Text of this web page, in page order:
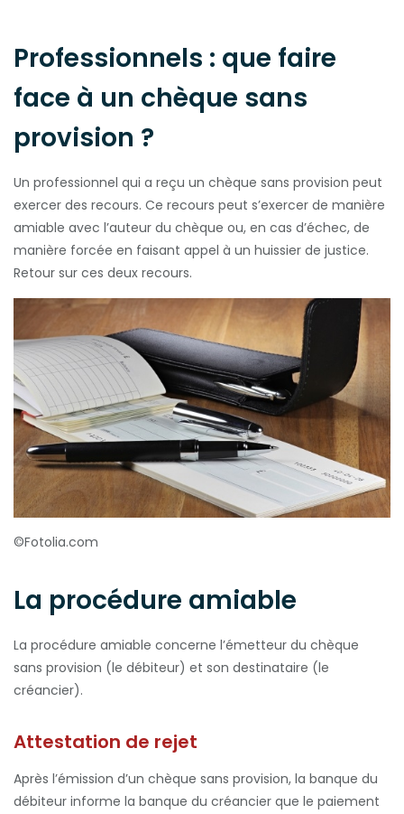
Professionnels : que faire
face à un chèque sans
provision ?
Un professionnel qui a reçu un chèque sans provision peut
exercer des recours. Ce recours peut s’exercer de manière
amiable avec l’auteur du chèque ou, en cas d’échec, de
manière forcée en faisant appel à un huissier de justice.
Retour sur ces deux recours.
©Fotolia.com
La procédure amiable
La procédure amiable concerne l’émetteur du chèque
sans provision (le débiteur) et son destinataire (le
créancier).
Attestation de rejet
Après l’émission d’un chèque sans provision, la banque du
débiteur informe la banque du créancier que le paiement